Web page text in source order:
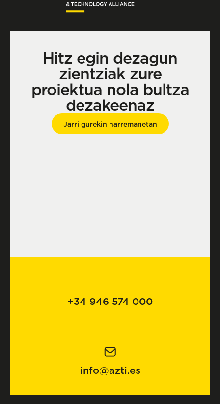
Hitz egin dezagun
zientziak zure
proiektua nola bultza
dezakeenaz
Jarri gurekin harremanetan
+34 946 574 000
info@azti.es